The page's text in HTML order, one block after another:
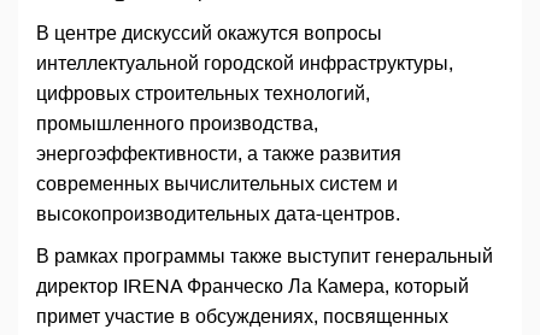
В центре дискуссий окажутся вопросы
интеллектуальной городской инфраструктуры,
цифровых строительных технологий,
промышленного производства,
энергоэффективности, а также развития
современных вычислительных систем и
высокопроизводительных дата-центров.
В рамках программы также выступит генеральный
директор IRENA Франческо Ла Камера, который
примет участие в обсуждениях, посвященных